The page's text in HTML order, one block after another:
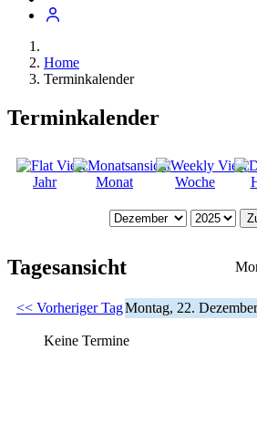
Home
Terminkalender
Terminkalender
Jahr Monat Woche
Tagesansicht
<< Vorheriger TagMontag, 22.
Keine Termine